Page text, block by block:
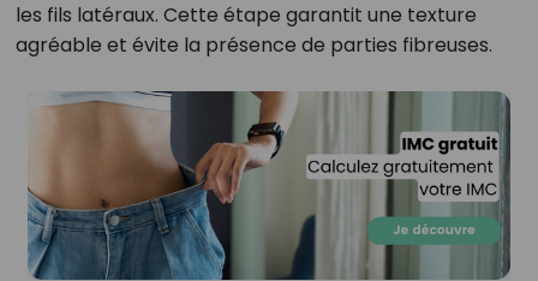
les fils latéraux. Cette étape garantit une texture
agréable et évite la présence de parties fibreuses.